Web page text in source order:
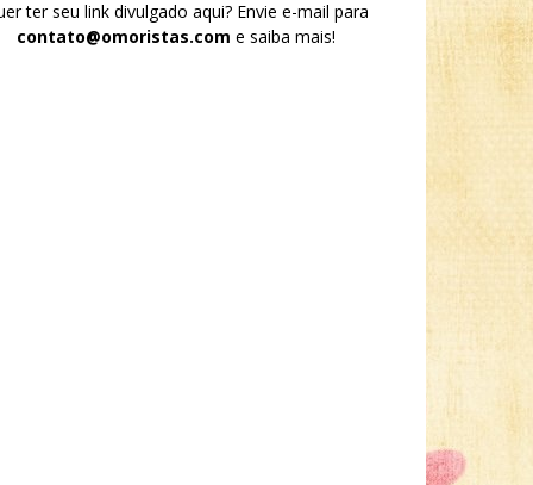
ter seu link divulgado aqui? Envie e-mail para
contato@omoristas.com e saiba mais!